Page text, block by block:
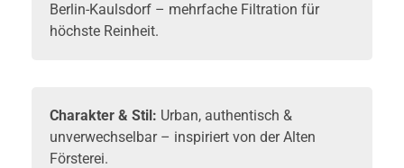
Berlin-Kaulsdorf – mehrfache Filtration für
höchste Reinheit.
Charakter & Stil: Urban, authentisch &
unverwechselbar – inspiriert von der Alten
Försterei.